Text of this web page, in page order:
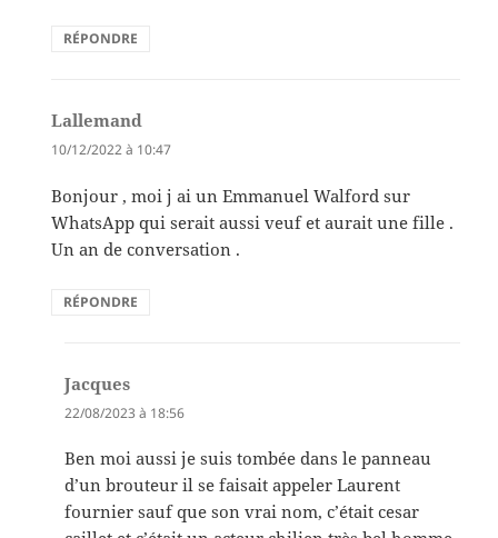
RÉPONDRE
Lallemand
10/12/2022 à 10:47
Bonjour , moi j ai un Emmanuel Walford sur
WhatsApp qui serait aussi veuf et aurait une fille .
Un an de conversation .
RÉPONDRE
Jacques
22/08/2023 à 18:56
Ben moi aussi je suis tombée dans le panneau
d’un brouteur il se faisait appeler Laurent
fournier sauf que son vrai nom, c’était cesar